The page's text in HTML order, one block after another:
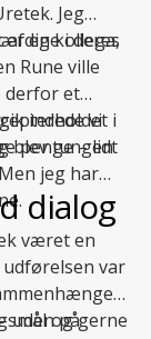
Jeg
i deres
af en kollega,
Rune ville
derfor et
indholdet i
blev tungen
vi
penge – lidt
jeg har
dialog
været en
var
uden påog gerne